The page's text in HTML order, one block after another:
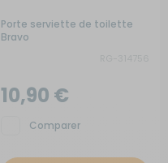
Porte serviette de toilette
Bravo
10,90 €
Comparer